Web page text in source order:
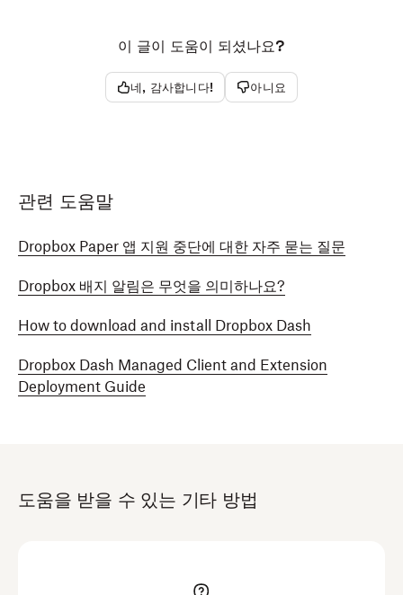
이 글이 도움이 되셨나요?
네, 감사합니다! 아니요
관련 도움말
Dropbox Paper 앱 지원 중단에 대한 자주 묻는 질문
Dropbox 배지 알림은 무엇을 의미하나요?
How to download and install Dropbox Dash
Dropbox Dash Managed Client and Extension
Deployment Guide
도움을 받을 수 있는 기타 방법